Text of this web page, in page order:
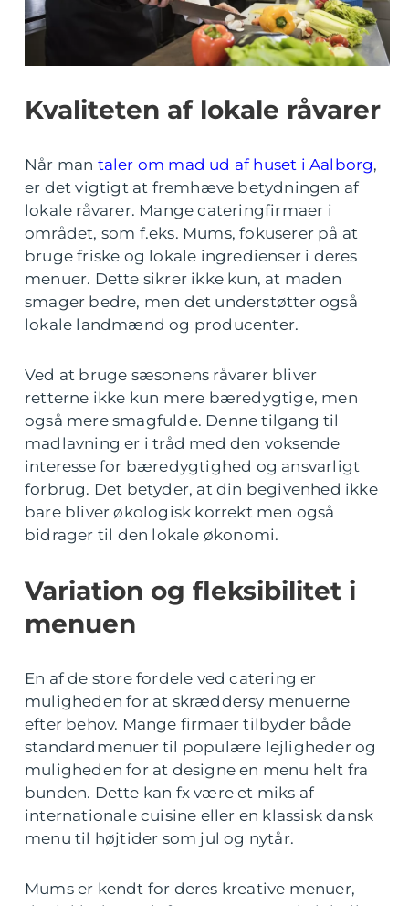
Kvaliteten af lokale råvarer
Når man taler om mad ud af huset i Aalborg,
er det vigtigt at fremhæve betydningen af
lokale råvarer. Mange cateringfirmaer i
området, som f.eks. Mums, fokuserer på at
bruge friske og lokale ingredienser i deres
menuer. Dette sikrer ikke kun, at maden
smager bedre, men det understøtter også
lokale landmænd og producenter.
Ved at bruge sæsonens råvarer bliver
retterne ikke kun mere bæredygtige, men
også mere smagfulde. Denne tilgang til
madlavning er i tråd med den voksende
interesse for bæredygtighed og ansvarligt
forbrug. Det betyder, at din begivenhed ikke
bare bliver økologisk korrekt men også
bidrager til den lokale økonomi.
Variation og fleksibilitet i
menuen
En af de store fordele ved catering er
muligheden for at skræddersy menuerne
efter behov. Mange firmaer tilbyder både
standardmenuer til populære lejligheder og
muligheden for at designe en menu helt fra
bunden. Dette kan fx være et miks af
internationale cuisine eller en klassisk dansk
menu til højtider som jul og nytår.
Mums er kendt for deres kreative menuer,